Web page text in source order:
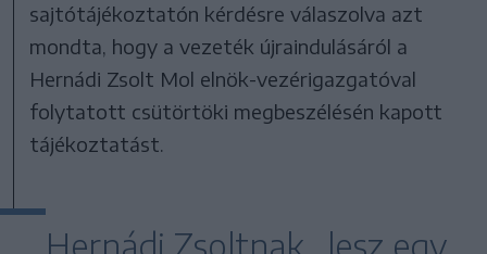
sajtótájékoztatón kérdésre válaszolva azt
mondta, hogy a vezeték újraindulásáról a
Hernádi Zsolt Mol elnök-vezérigazgatóval
folytatott csütörtöki megbeszélésén kapott
tájékoztatást.
Hernádi Zsoltnak ,,lesz egy